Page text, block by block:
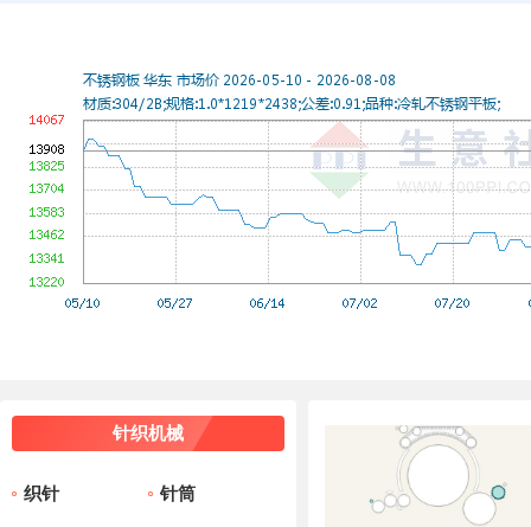
针织机械
织针 针筒